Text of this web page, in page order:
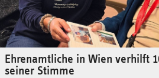
Ehrenamtliche in Wien verhilft
seiner Stimme